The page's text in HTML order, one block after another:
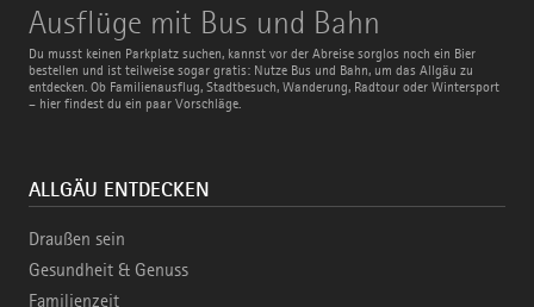
Ausflüge mit Bus und Bahn
Du musst keinen Parkplatz suchen, kannst vor der Abreise sorglos noch ein Bier
bestellen und ist teilweise sogar gratis: Nutze Bus und Bahn, um das Allgäu zu
entdecken. Ob Familienausflug, Stadtbesuch, Wanderung, Radtour oder Wintersport
– hier findest du ein paar Vorschläge.
Ausflüge
mit
Bus
und
Bahn
ALLGÄU ENTDECKEN
Draußen sein
Gesundheit & Genuss
Familienzeit